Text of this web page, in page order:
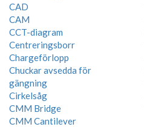
CAD
CAM
CCT-diagram
Centreringsborr
Chargeförlopp
Chuckar avsedda för
gängning
Cirkelsåg
CMM Bridge
CMM Cantilever